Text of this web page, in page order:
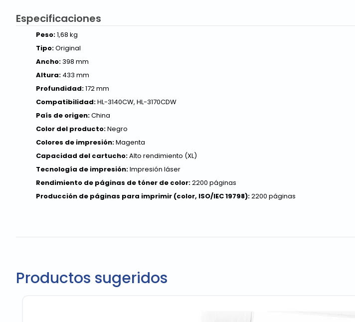
Especificaciones
Peso:1,68 kg
Tipo:Original
Ancho:398 mm
Altura: 433 mm
Profundidad:172 mm
Compatibilidad:HL-3140CW, HL-3170CDW
País de origen:China
Color del producto:Negro
Colores de impresión:Magenta
Capacidad del cartucho:Alto rendimiento (XL)
Tecnología de impresión:Impresión láser
Rendimiento de páginas de tóner de color:2200 páginas
Producción de páginas para imprimir (color, ISO/IEC 19798):2200 páginas
Productos sugeridos